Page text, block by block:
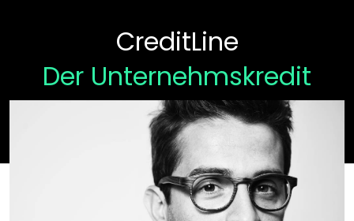
CreditLine
Der Unternehmskredit